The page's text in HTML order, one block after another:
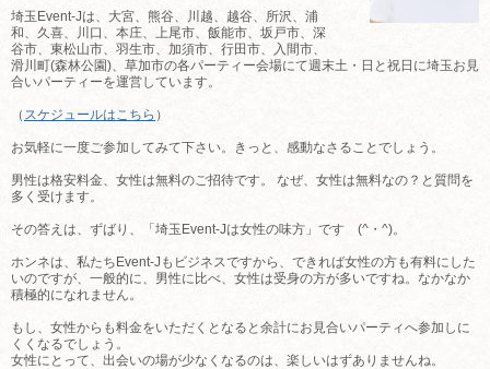
埼玉Event-Jは、大宮、熊谷、川越、越谷、所沢、浦
和、久喜、川口、本庄、上尾市、飯能市、坂戸市、深
谷市、東松山市、羽生市、加須市、行田市、入間市、
滑川町(森林公園)、草加市の各パーティー会場にて週末土・日と祝日に埼玉お見
合いパーティーを運営しています。
（ スケジュールはこちら ）
お気軽に一度ご参加してみて下さい。きっと、感動なさることでしょう。
男性は格安料金、女性は無料のご招待です。 なぜ、女性は無料なの？と質問を
多く受けます。
その答えは、ずばり、「埼玉Event-Jは女性の味方」です (^・^)。
ホンネは、私たちEvent-Jもビジネスですから、できれば女性の方も有料にした
いのですが、一般的に、男性に比べ、女性は受身の方が多いですね。なかなか
積極的になれません。
もし、女性からも料金をいただくとなると余計にお見合いパーティへ参加しに
くくなるでしょう。
女性にとって、出会いの場が少なくなるのは、楽しいはずありませんね。